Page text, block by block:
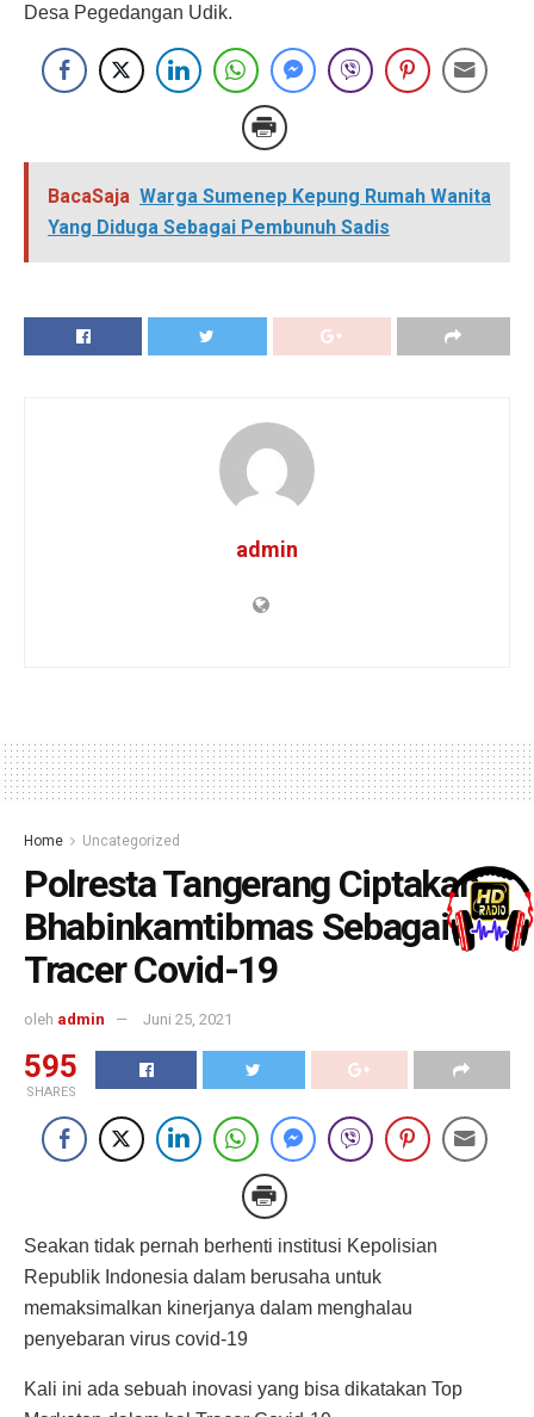
Desa Pegedangan Udik.
BacaSaja Warga Sumenep Kepung Rumah Wanita
Yang Diduga Sebagai Pembunuh Sadis
admin
Home Uncategorized
Polresta Tangerang Ciptakan
Bhabinkamtibmas Sebagai
Tracer Covid-19
oleh admin Juni 25, 2021
595
SHARES
Seakan tidak pernah berhenti institusi Kepolisian
Republik Indonesia dalam berusaha untuk
memaksimalkan kinerjanya dalam menghalau
penyebaran virus covid-19
Kali ini ada sebuah inovasi yang bisa dikatakan Top